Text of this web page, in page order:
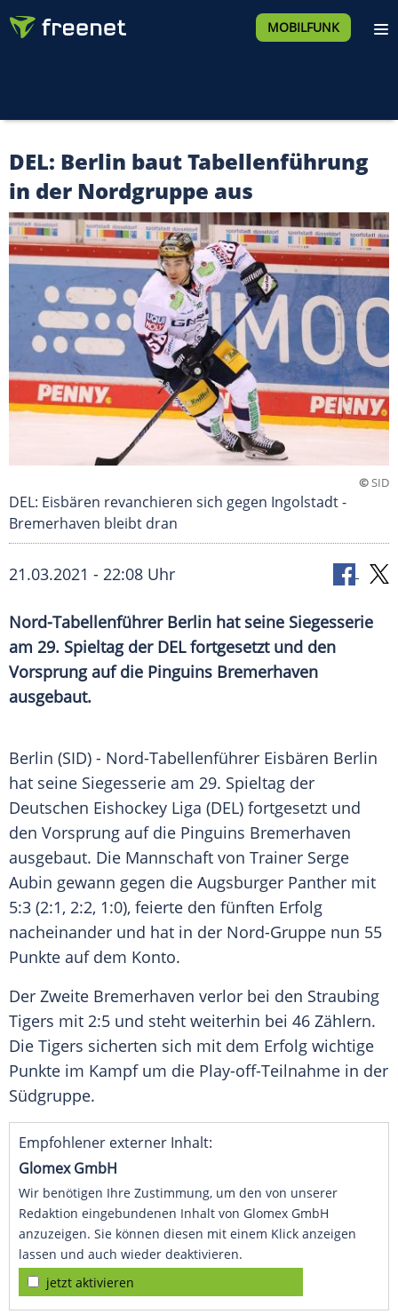
MOBILFUNK
DEL: Berlin baut Tabellenführung
in der Nordgruppe aus
©SID
DEL: Eisbären revanchieren sich gegen Ingolstadt -
Bremerhaven bleibt dran
21.03.2021 - 22:08 Uhr
Nord-Tabellenführer Berlin hat seine Siegesserie
am 29. Spieltag der DELfortgesetzt und den
Vorsprung auf die Pinguins Bremerhaven
ausgebaut.
Berlin (SID) - Nord-Tabellenführer Eisbären Berlin
hat seine Siegesserie am 29. Spieltag der
Deutschen Eishockey Liga (DEL) fortgesetzt und
den Vorsprung auf die Pinguins Bremerhaven
ausgebaut. Die Mannschaft von Trainer Serge
Aubin gewann gegen die Augsburger Panther mit
5:3 (2:1, 2:2, 1:0), feierte den fünften Erfolg
nacheinander und hat in der Nord-Gruppe nun 55
Punkte auf dem Konto.
Der Zweite Bremerhaven verlor bei den Straubing
Tigers mit 2:5 und steht weiterhin bei 46 Zählern.
Die Tigers sicherten sich mit dem Erfolg wichtige
Punkte im Kampf um die Play-off-Teilnahme in der
Südgruppe.
Empfohlener externer Inhalt:
Glomex GmbH
Wir benötigen Ihre Zustimmung, um den von unserer
Redaktion eingebundenen Inhalt von Glomex GmbH
anzuzeigen. Sie können diesen mit einem Klick anzeigen
lassen und auch wieder deaktivieren.
jetzt aktivieren